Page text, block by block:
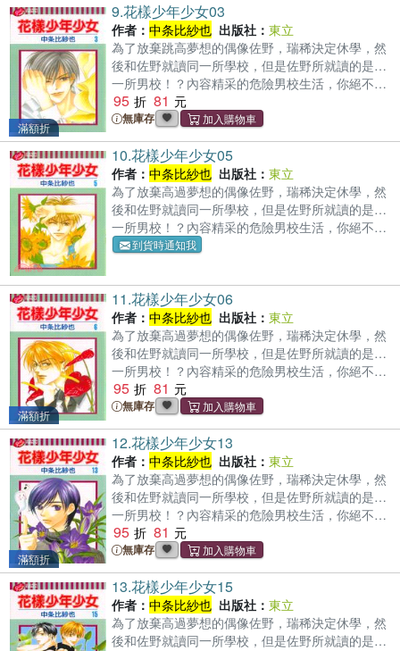
滿額折
9.花樣少年少女03
作者： 中条比紗也 出版社： 東立
為了放棄跳高夢想的偶像佐野，瑞稀決定休學，然
後和佐野就讀同一所學校，但是佐野所就讀的是…
一所男校！？內容精采的危險男校生活，你絕不可
錯過！
95 81
無庫存
10.花樣少年少女05
作者： 中条比紗也 出版社： 東立
為了放棄高過夢想的偶像佐野，瑞稀決定休學，然
後和佐野就讀同一所學校，但是佐野所就讀的是…
一所男校！？內容精采的危險男校生活，你絕不可
錯過！到貨時通知我
滿額折
11.花樣少年少女06
作者： 中条比紗也 出版社： 東立
為了放棄高過夢想的偶像佐野，瑞稀決定休學，然
後和佐野就讀同一所學校，但是佐野所就讀的是…
一所男校！？內容精采的危險男校生活，你絕不可
錯過！
95 81
無庫存
滿額折
12.花樣少年少女13
作者： 中条比紗也 出版社： 東立
為了放棄高過夢想的偶像佐野，瑞稀決定休學，然
後和佐野就讀同一所學校，但是佐野所就讀的是…
一所男校！？內容精采的危險男校生活，你絕不可
錯過！
95 81
無庫存
13.花樣少年少女15
作者： 中条比紗也 出版社： 東立
為了放棄高過夢想的偶像佐野，瑞稀決定休學，然
後和佐野就讀同一所學校，但是佐野所就讀的是…